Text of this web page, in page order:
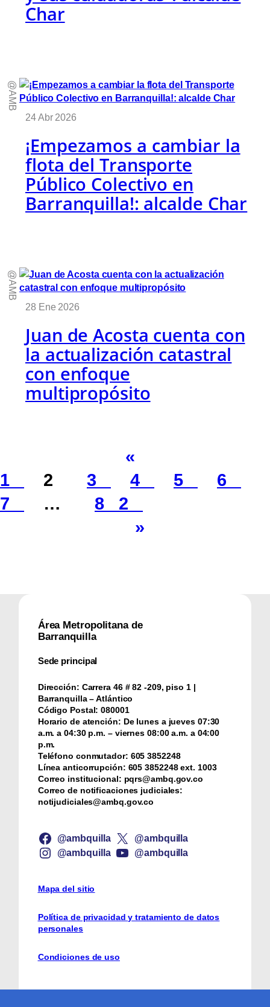
Char
@AMB
24 Abr 2026
¡Empezamos a cambiar la
flota del Transporte
Público Colectivo en
Barranquilla!: alcalde Char
@AMB
28 Ene 2026
Juan de Acosta cuenta con
la actualización catastral
con enfoque
multipropósito
«
1
2 3 4 5
6
7
…
82
»
Área Metropolitana de
Barranquilla
Sede principal
Dirección: Carrera 46 # 82 -209, piso 1 |
Barranquilla – Atlántico
Código Postal: 080001
Horario de atención: De lunes a jueves 07:30
a.m. a 04:30 p.m. – viernes 08:00 a.m. a 04:00
p.m.
Teléfono conmutador: ‪605 3852248
Línea anticorrupción: ‪605 3852248 ext. 1003
Correo institucional: pqrs@ambq.gov.co
Correo de notificaciones judiciales:
notijudiciales@ambq.gov.co
@ambquilla
@ambquilla
@ambquilla
@ambquilla
Mapa del sitio
Política de privacidad y tratamiento de datos
personales
Condiciones de uso